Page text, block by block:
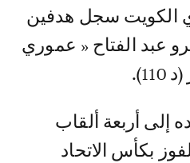
لكن نادي الكويت سجل هدفين
عبد الفتاح « عموري
إلى أربعة ألقاب
بكأس الاتحاد